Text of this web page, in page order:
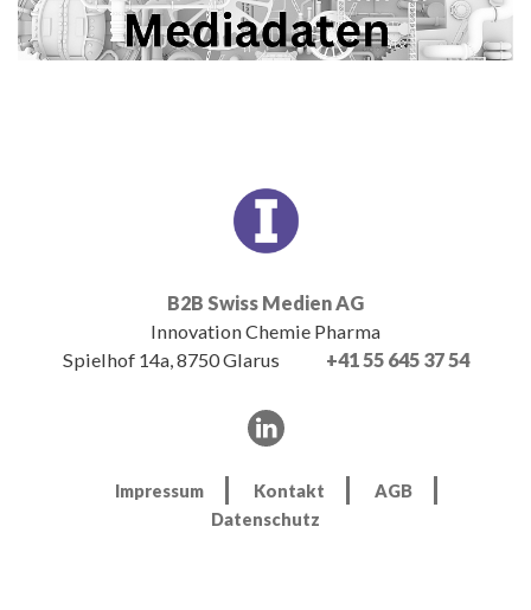
B2B Swiss Medien AG
Innovation Chemie Pharma
Spielhof 14a, 8750 Glarus
+41 55 645 37 54
Impressum Kontakt
AGB
Datenschutz